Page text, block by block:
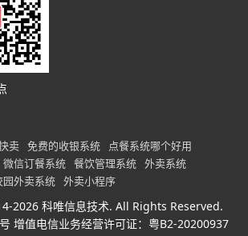
卖 免费的收银系统
点餐系统哪个好用
微信订餐系统 餐饮管理系统 外卖系统
园外卖系统 外卖小程序
2026 科唯信息技术. All Rights Reserved.
增值电信业务经营许可证：粤B2-20200937